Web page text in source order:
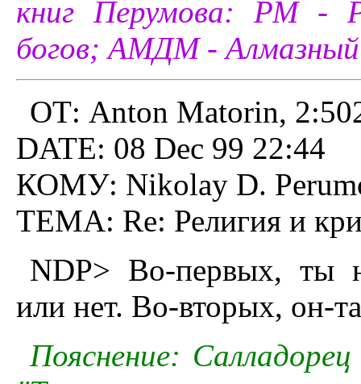
книг Перумова: РМ -
богов; АМДМ - Алмазный
ОТ: Anton Matorin,
DATE: 08 Dec 99 22:44
КОМУ: Nikolay D.
ТЕМА: Re: Религия и
NDP> Во-пеpвых, ты
или нет. Во-втоpых,
Пояснение: